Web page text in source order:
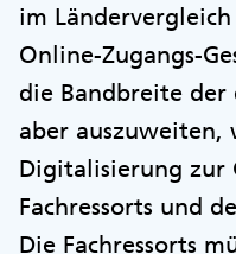
im
Online-Zugangs-
die Bandbreite
aber
Digitalisierung zur
Fachressorts und
Die Fachressorts